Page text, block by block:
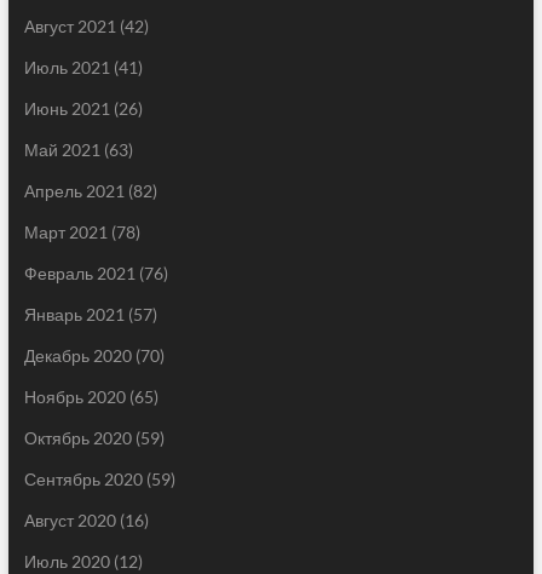
Август 2021 (42)
Июль 2021 (41)
Июнь 2021 (26)
Май 2021 (63)
Апрель 2021 (82)
Март 2021 (78)
Февраль 2021 (76)
Январь 2021 (57)
Декабрь 2020(70)
Ноябрь 2020(65)
Октябрь 2020(59)
Сентябрь 2020(59)
Август 2020(16)
Июль 2020(12)